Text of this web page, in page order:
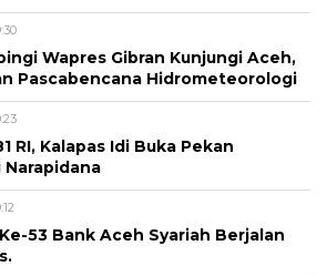
Wapres Gibran Kunjungi Aceh,
Pascabencana Hidrometeorologi
RI, Kalapas Idi Buka Pekan
Narapidana
53 Bank Aceh Syariah Berjalan